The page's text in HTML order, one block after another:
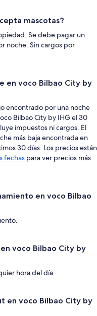
mascotas?
Se debe pagar un
noche. Sin cargos por
en voco Bilbao City by
encontrado por una noche
Bilbao City by IHG el 30
impuestos ni cargos. El
más baja encontrada en
30 días. Los precios están
fechas para ver precios más
en voco Bilbao
voco Bilbao City by
hora del día.
en voco Bilbao City by